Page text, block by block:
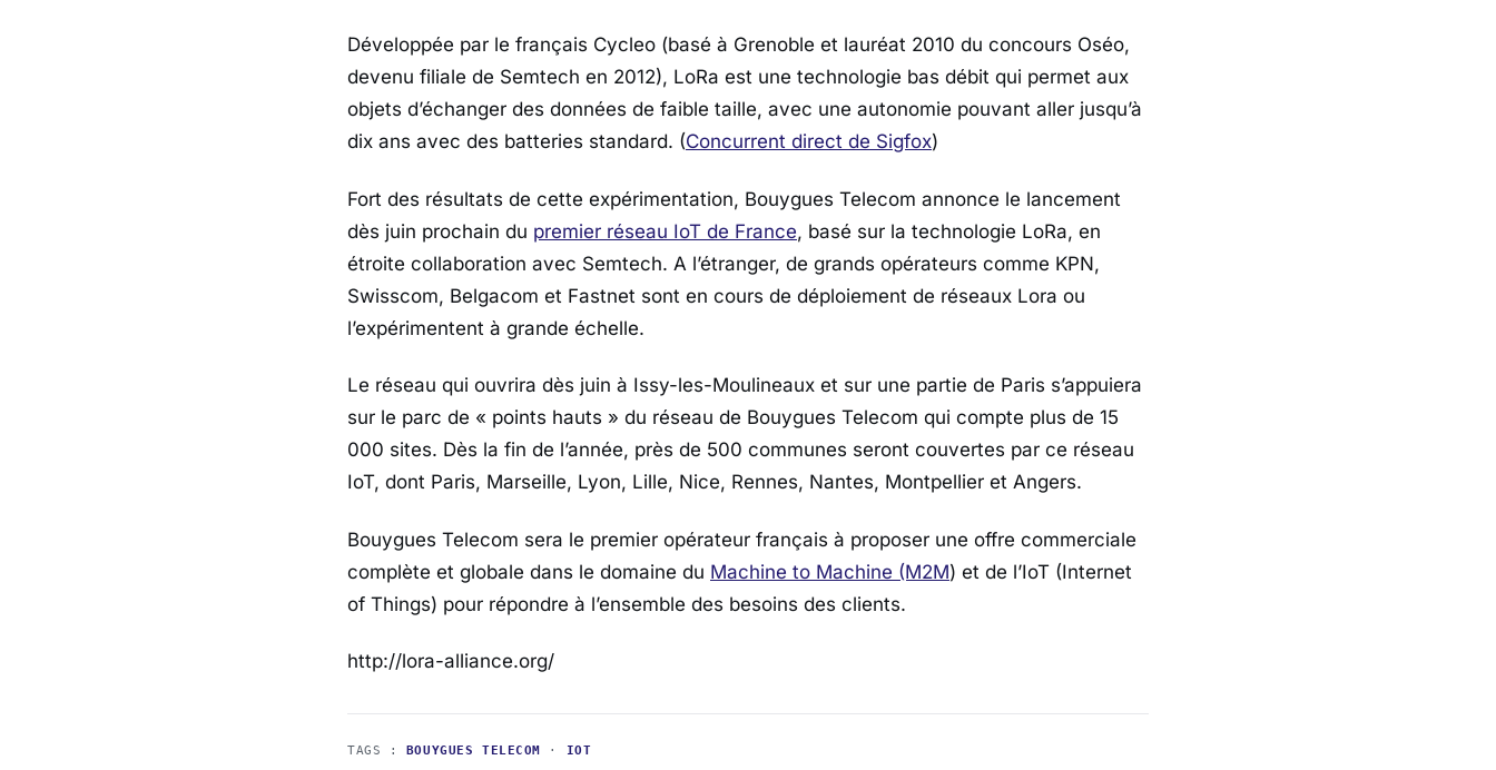
Développée par le français Cycleo (basé à Grenoble et lauréat 2010 du concours Oséo,
devenu filiale de Semtech en 2012), LoRa est une technologie bas débit qui permet aux
objets d’échanger des données de faible taille, avec une autonomie pouvant aller jusqu’à
dix ans avec des batteries standard. (Concurrent direct de Sigfox)
Fort des résultats de cette expérimentation, Bouygues Telecom annonce le lancement
dès juin prochain du premier réseau IoT de France, basé sur la technologie LoRa, en
étroite collaboration avec Semtech. A l’étranger, de grands opérateurs comme KPN,
Swisscom, Belgacom et Fastnet sont en cours de déploiement de réseaux Lora ou
l’expérimentent à grande échelle.
Le réseau qui ouvrira dès juin à Issy-les-Moulineaux et sur une partie de Paris s’appuiera
sur le parc de « points hauts » du réseau de Bouygues Telecom qui compte plus de 15
000 sites. Dès la fin de l’année, près de 500 communes seront couvertes par ce réseau
IoT, dont Paris, Marseille, Lyon, Lille, Nice, Rennes, Nantes, Montpellier et Angers.
Bouygues Telecom sera le premier opérateur français à proposer une offre commerciale
complète et globale dans le domaine du Machine to Machine (M2M) et de l’IoT (Internet
of Things) pour répondre à l’ensemble des besoins des clients.
http://lora-alliance.org/
TAGS : BOUYGUES TELECOM · IOT